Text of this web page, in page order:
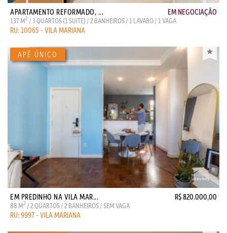
APARTAMENTO REFORMADO, ... EM NEGOCIAÇÃO
137 M2 / 3 QUARTOS (1 SUITE) / 2 BANHEIROS / 1 LAVABO / 1 VAGA
RU: 10065 - VILA MARIANA
EM PREDINHO NA VILA MAR... R$ 820.000,00
88 M2 / 2 QUARTOS / 2 BANHEIROS / SEM VAGA
RU: 9997 - VILA MARIANA